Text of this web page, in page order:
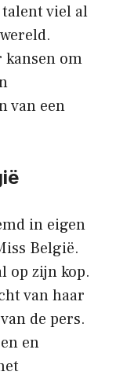
viel al
kansen om
van een
in eigen
België.
op zijn kop.
van haar
de pers.
en